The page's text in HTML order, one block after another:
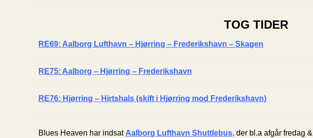
TOG TIDER
RE69: Aalborg Lufthavn – Hjørring – Frederikshavn – Skagen
RE75: Aalborg – Hjørring – Frederikshavn
RE76: Hjørring – Hirtshals (skift i Hjørring mod Frederikshavn)
Blues Heaven har indsat Aalborg Lufthavn Shuttlebus, der bl.a afgår fredag